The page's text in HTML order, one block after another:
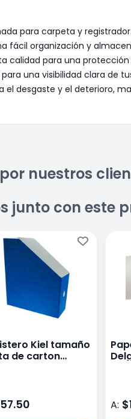
para carpeta y registrador.
fácil organización y
calidad para una protección
una visibilidad clara de
desgaste y el deterioro,
nuestros
junto con este
Kiel tamaño
de carton
A: